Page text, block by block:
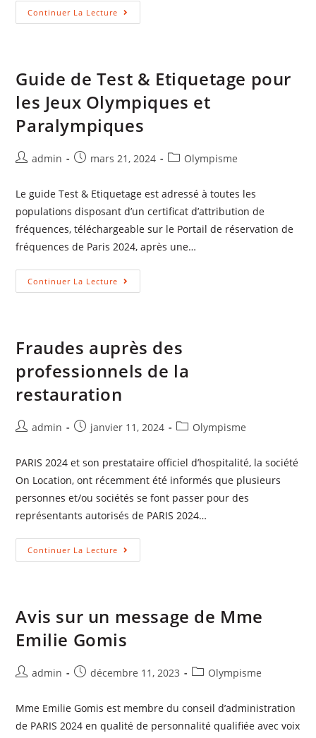
Continuer La Lecture
Guide de Test & Etiquetage pour
les Jeux Olympiques et
Paralympiques
admin mars 21, 2024 Olympisme
Le guide Test & Etiquetage est adressé à toutes les
populations disposant d’un certificat d’attribution de
fréquences, téléchargeable sur le Portail de réservation de
fréquences de Paris 2024, après une…
Continuer La Lecture
Fraudes auprès des
professionnels de la
restauration
admin janvier 11, 2024 Olympisme
PARIS 2024 et son prestataire officiel d’hospitalité, la société
On Location, ont récemment été informés que plusieurs
personnes et/ou sociétés se font passer pour des
représentants autorisés de PARIS 2024…
Continuer La Lecture
Avis sur un message de Mme
Emilie Gomis
admin décembre 11, 2023 Olympisme
Mme Emilie Gomis est membre du conseil d’administration
de PARIS 2024 en qualité de personnalité qualifiée avec voix